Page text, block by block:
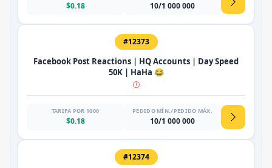
$0.18 10/1 000 000
#12373
Facebook Post Reactions | HQ Accounts | Day Speed
50K | HaHa 😂
TARIFA POR 1000
$0.18
PEDIDO MÍN./PEDIDO MÁX.
10/1 000 000
#12374